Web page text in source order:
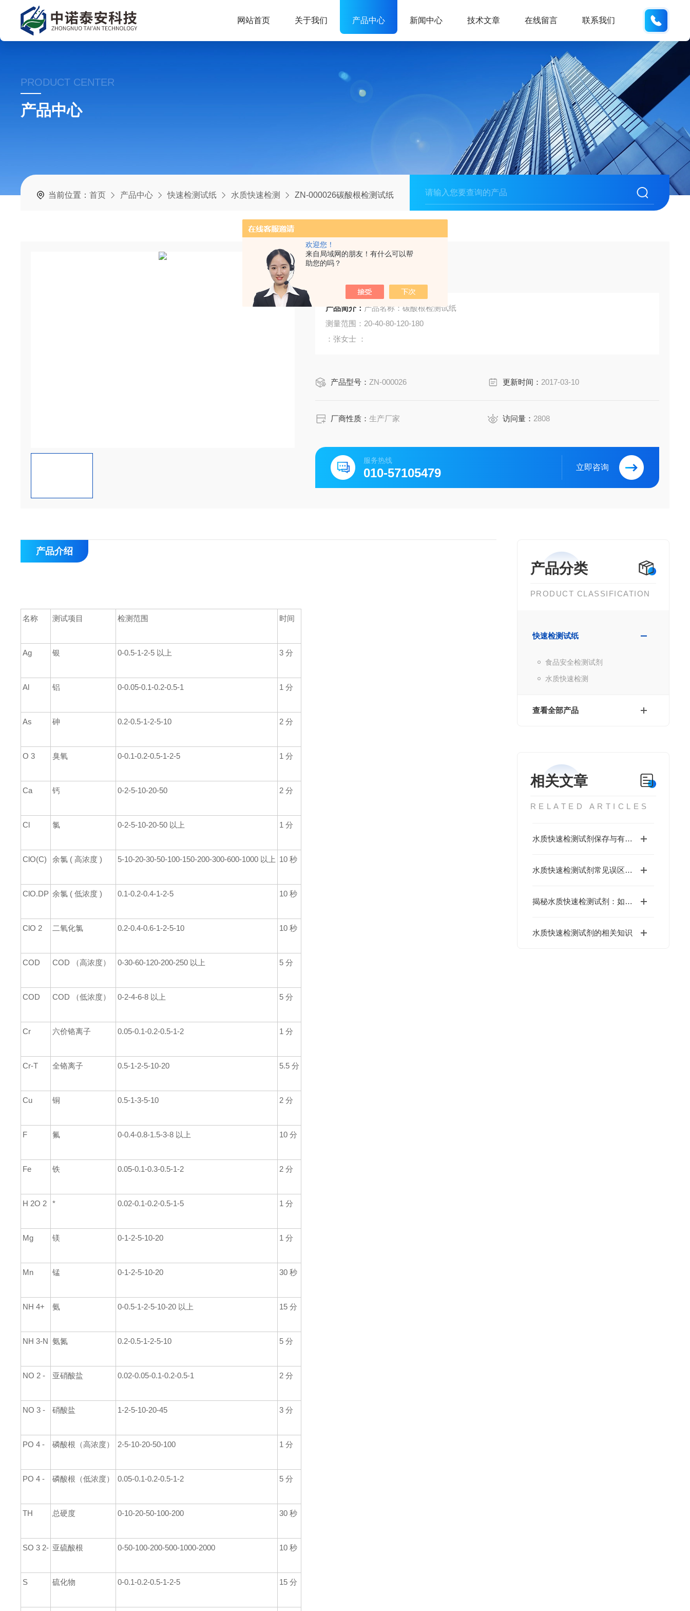
欢迎您！
来自局域网的朋友！有什么可以帮
助您的吗？
网站首页 关于我们 产品中心 新闻中心 技术文章 在线留言 联系我们
PRODUCT CENTER
产品中心
当前位置：首页 产品中心 快速检测试纸 水质快速检测 ZN-000026碳酸根检测试纸
产品简介： 产品名称：碳酸根检测试纸
测量范围：20-40-80-120-180
：张女士 ：
产品型号： ZN-000026 更新时间： 2017-03-10
厂商性质：生产厂家 访问量： 2808
服务热线
010-57105479 立即咨询
产品分类
PRODUCT CLASSIFICATION
快速检测试纸
食品安全检测试剂
水质快速检测
查看全部产品
相关文章
RELATED ARTICLES
水质快速检测试剂保存与有效期管理，用错了等于白测
水质快速检测试剂常见误区：颜色深不一定污染重，这几个坑别再踩了
揭秘水质快速检测试剂：如何高效识别水中的有害物质
水质快速检测试剂的相关知识
产品介绍
名称 测试项目 检测范围 时间
Ag 银 0-0.5-1-2-5 以上 3分
Al 铝 0-0.05-0.1-0.2-0.5-1 1分
As 砷 0.2-0.5-1-2-5-10 2分
O 3 臭氧 0-0.1-0.2-0.5-1-2-5 1分
Ca 钙 0-2-5-10-20-50 2分
Cl 氯 0-2-5-10-20-50 以上 1分
ClO(C) 余氯 ( 高浓度 ) 5-10-20-30-50-100-150-200-300-600-1000 以上 10秒
ClO.DP 余氯 ( 低浓度 ) 0.1-0.2-0.4-1-2-5 10秒
ClO 2 二氧化氯 0.2-0.4-0.6-1-2-5-10 10秒
COD COD （高浓度） 0-30-60-120-200-250 以上 5分
COD COD （低浓度） 0-2-4-6-8 以上 5分
Cr 六价铬离子 0.05-0.1-0.2-0.5-1-2 1分
Cr-T 全铬离子 0.5-1-2-5-10-20 5.5分
Cu 铜 0.5-1-3-5-10 2分
F 氟 0-0.4-0.8-1.5-3-8 以上 10分
Fe 铁 0.05-0.1-0.3-0.5-1-2 2分
H 2O 2 * 0.02-0.1-0.2-0.5-1-5 1分
Mg 镁 0-1-2-5-10-20 1分
Mn 锰 0-1-2-5-10-20 30秒
NH 4+ 氨 0-0.5-1-2-5-10-20 以上 15分
NH 3-N 氨氮 0.2-0.5-1-2-5-10 5分
NO 2 - 亚硝酸盐 0.02-0.05-0.1-0.2-0.5-1 2分
NO 3 - 硝酸盐 1-2-5-10-20-45 3分
PO 4 - 磷酸根（高浓度） 2-5-10-20-50-100 1分
PO 4 - 磷酸根（低浓度） 0.05-0.1-0.2-0.5-1-2 5分
TH 总硬度 0-10-20-50-100-200 30秒
SO 3 2- 亚硫酸根 0-50-100-200-500-1000-2000 10秒
S 硫化物 0-0.1-0.2-0.5-1-2-5 15分